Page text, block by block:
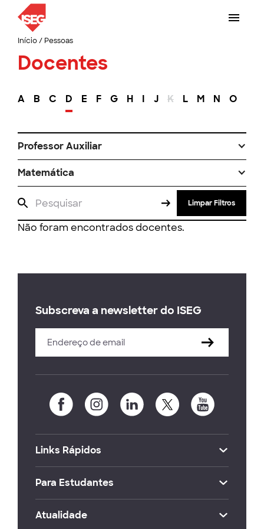
Início/ Pessoas
Docentes
A B C D E F G H I J K L M N O
Professor Auxiliar
Matemática
Limpar Filtros
Não foram encontrados docentes.
Subscreva a newsletter do ISEG
Links Rápidos
Para Estudantes
Atualidade